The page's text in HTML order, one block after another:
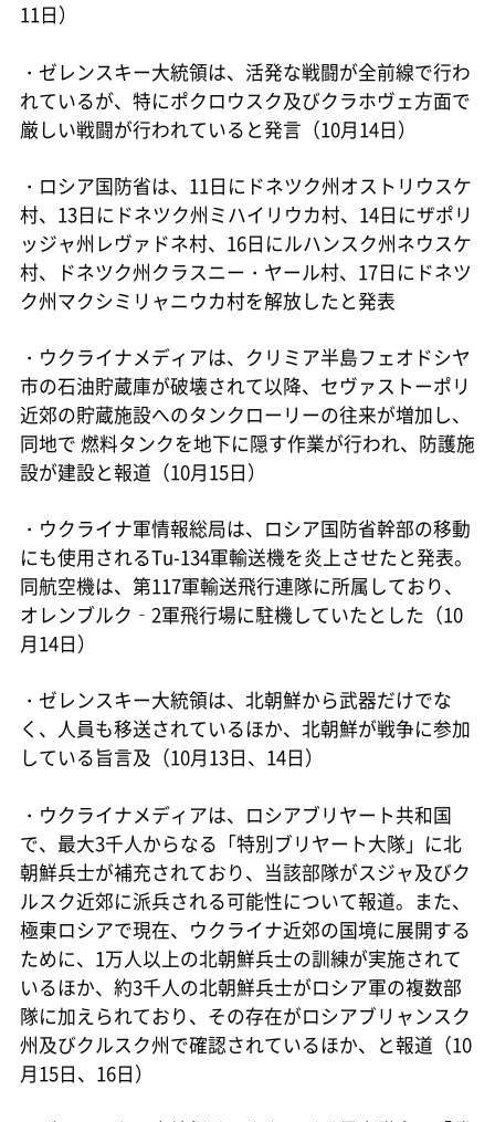
11日）
・ゼレンスキー大統領は、活発な戦闘が全前線で行わ
れているが、特にポクロウスク及びクラホヴェ方面で
厳しい戦闘が行われていると発言（10月14日）
・ロシア国防省は、11日にドネツク州オストリウスケ
村、13日にドネツク州ミハイリウカ村、14日にザポリ
ッジャ州レヴァドネ村、16日にルハンスク州ネウスケ
村、ドネツク州クラスニー・ヤール村、17日にドネツ
ク州マクシミリャニウカ村を解放したと発表
・ウクライナメディアは、クリミア半島フェオドシヤ
市の石油貯蔵庫が破壊されて以降、セヴァストーポリ
近郊の貯蔵施設へのタンクローリーの往来が増加し、
同地で 燃料タンクを地下に隠す作業が行われ、防護施
設が建設と報道（10月15日）
・ウクライナ軍情報総局は、ロシア国防省幹部の移動
にも使用されるTu-134軍輸送機を炎上させたと発表。
同航空機は、第117軍輸送飛行連隊に所属しており、
オレンブルク‐2軍飛行場に駐機していたとした（10
月14日）
・ゼレンスキー大統領は、北朝鮮から武器だけでな
く、人員も移送されているほか、北朝鮮が戦争に参加
している旨言及（10月13日、14日）
・ウクライナメディアは、ロシアブリヤート共和国
で、最大3千人からなる「特別ブリヤート大隊」に北
朝鮮兵士が補充されており、当該部隊がスジャ及びク
ルスク近郊に派兵される可能性について報道。また、
極東ロシアで現在、ウクライナ近郊の国境に展開する
ために、1万人以上の北朝鮮兵士の訓練が実施されて
いるほか、約3千人の北朝鮮兵士がロシア軍の複数部
隊に加えられており、その存在がロシアブリャンスク
州及びクルスク州で確認されているほか、と報道（10
月15日、16日）